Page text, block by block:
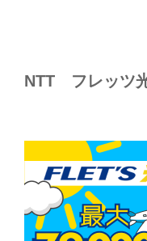
NTT フレッツ光